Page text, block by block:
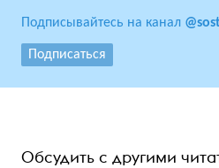
Подписывайтесь на канал
Подписаться
Обсудить с другими